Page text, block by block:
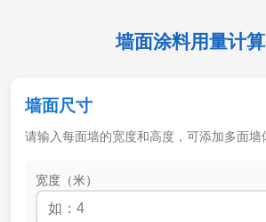
墙面涂料用量计
墙面尺寸
请输入每面墙的宽度和高度，可添加多面墙
宽度（米）